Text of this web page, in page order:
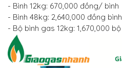
- Bình 12kg: 670,000 đồng/ bình
- Bình 48kg: 2,640,000 đồng bình
- Bộ bình gas 12kg: 1,670,000 bộ